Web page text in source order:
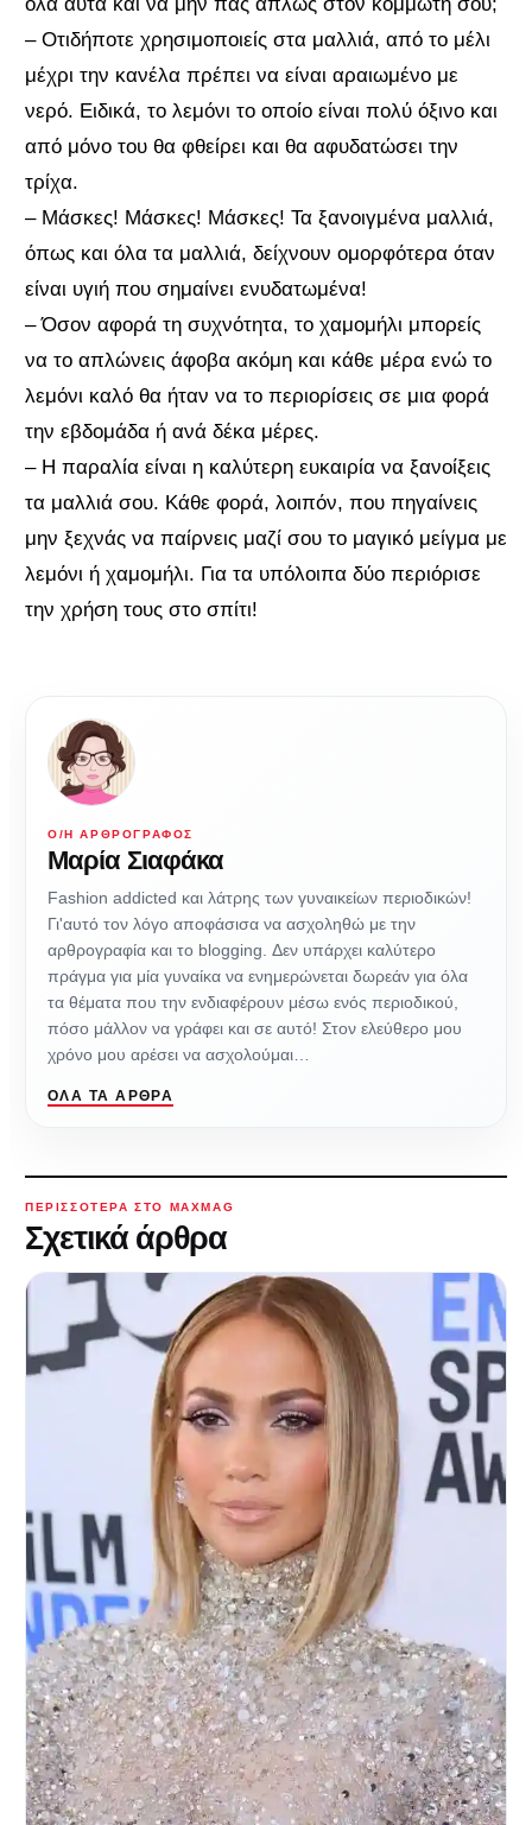
– Οτιδήποτε χρησιμοποιείς στα μαλλιά, από το μέλι
μέχρι την κανέλα πρέπει να είναι αραιωμένο με
νερό. Ειδικά, το λεμόνι το οποίο είναι πολύ όξινο και
από μόνο του θα φθείρει και θα αφυδατώσει την
τρίχα.
– Μάσκες! Μάσκες! Μάσκες! Τα ξανοιγμένα μαλλιά,
όπως και όλα τα μαλλιά, δείχνουν ομορφότερα όταν
είναι υγιή που σημαίνει ενυδατωμένα!
– Όσον αφορά τη συχνότητα, το χαμομήλι μπορείς
να το απλώνεις άφοβα ακόμη και κάθε μέρα ενώ το
λεμόνι καλό θα ήταν να το περιορίσεις σε μια φορά
την εβδομάδα ή ανά δέκα μέρες.
– Η παραλία είναι η καλύτερη ευκαιρία να ξανοίξεις
τα μαλλιά σου. Κάθε φορά, λοιπόν, που πηγαίνεις
μην ξεχνάς να παίρνεις μαζί σου το μαγικό μείγμα με
λεμόνι ή χαμομήλι. Για τα υπόλοιπα δύο περιόρισε
την χρήση τους στο σπίτι!
Ο/Η ΑΡΘΡΟΓΡΆΦΟΣ
Μαρία Σιαφάκα
Fashion addicted και λάτρης των γυναικείων περιοδικών!
Γι'αυτό τον λόγο αποφάσισα να ασχοληθώ με την
αρθρογραφία και το blogging. Δεν υπάρχει καλύτερο
πράγμα για μία γυναίκα να ενημερώνεται δωρεάν για όλα
τα θέματα που την ενδιαφέρουν μέσω ενός περιοδικού,
πόσο μάλλον να γράφει και σε αυτό! Στον ελεύθερο μου
χρόνο μου αρέσει να ασχολούμαι…
ΌΛΑ ΤΑ ΆΡΘΡΑ
ΠΕΡΙΣΣΌΤΕΡΑ ΣΤΟ MAXMAG
Σχετικά άρθρα